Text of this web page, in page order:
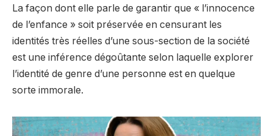
La façon dont elle parle de garantir que « l’innocence
de l’enfance » soit préservée en censurant les
identités très réelles d’une sous-section de la société
est une inférence dégoûtante selon laquelle explorer
l’identité de genre d’une personne est en quelque
sorte immorale.